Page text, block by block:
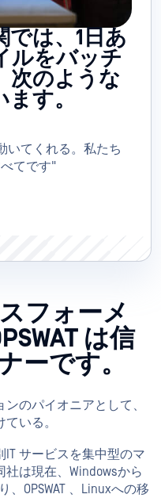
では、1日あ
ルをバッチ
次のような
す。
いてくれる。私たち
てです"
フォーメ
は信
ーです。
のパイオニアとして、
いる。
サービスを集中型のマ
は現在、Windowsから
OPSWAT 、Linuxへの移